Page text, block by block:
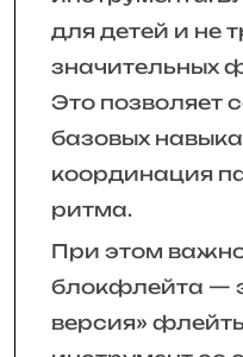
для детей и не
значительных
Это позволяет
базовых
координация
ритма.
При этом
блокфлейта —
версия»